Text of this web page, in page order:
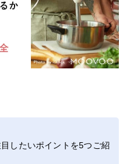
したいポイントを5つご紹